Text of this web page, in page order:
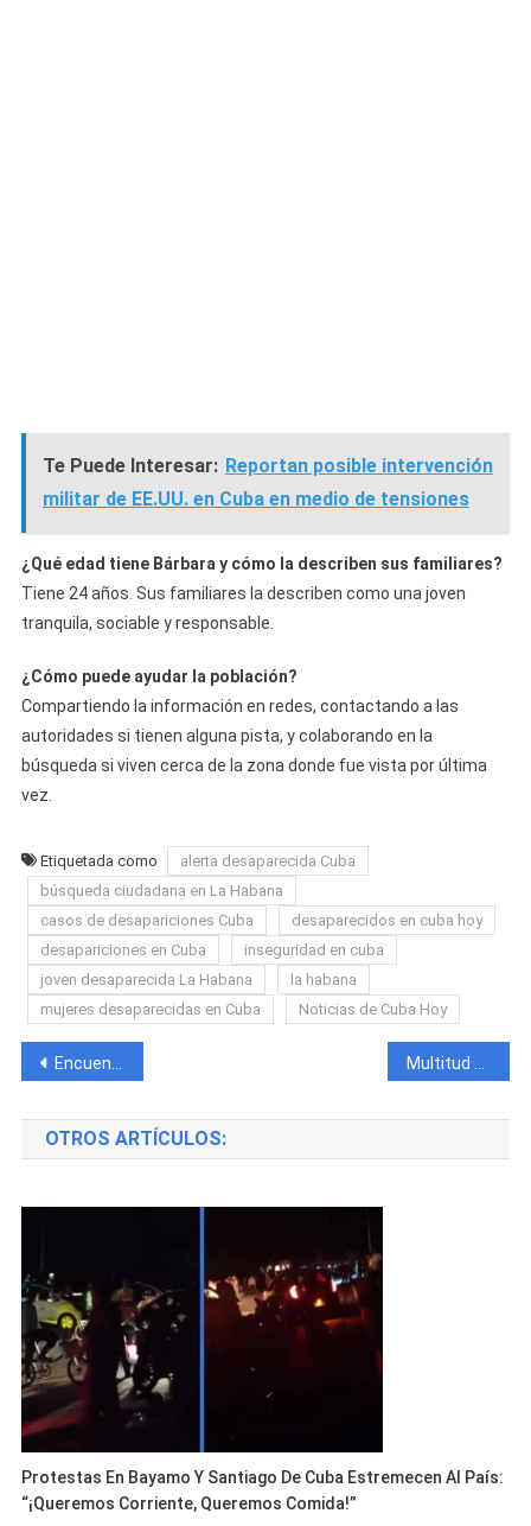
Te Puede Interesar: Reportan posible intervención
militar de EE.UU. en Cuba en medio de tensiones
¿Qué edad tiene Bárbara y cómo la describen sus familiares?
Tiene 24 años. Sus familiares la describen como una joven
tranquila, sociable y responsable.
¿Cómo puede ayudar la población?
Compartiendo la información en redes, contactando a las
autoridades si tienen alguna pista, y colaborando en la
búsqueda si viven cerca de la zona donde fue vista por última
vez.
Etiquetada como
alerta desaparecida Cuba
búsqueda ciudadana en La Habana
casos de desapariciones Cuba
desaparecidos en cuba hoy
desapariciones en Cuba
inseguridad en cuba
joven desaparecida La Habana
la habana
mujeres desaparecidas en Cuba
Noticias de Cuba Hoy
Navegación
de
entradas
Encuentran sin vida al niño desaparecido en playa de Boca de Camarioca, Matanzas
OTROS ARTÍCULOS:
Protestas En Bayamo Y Santiago De Cuba Estremecen Al País:
“¡Queremos Corriente, Queremos Comida!”